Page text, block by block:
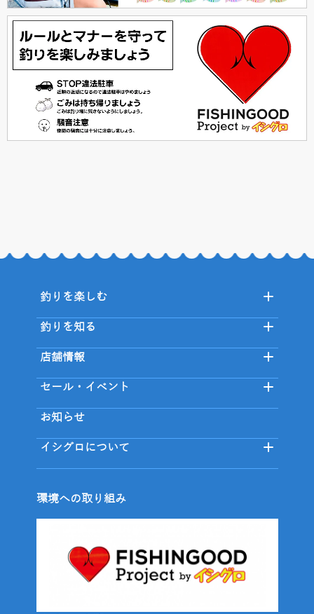
釣りを楽しむ
釣りを知る
店舗情報
セール・イベント
お知らせ
イシグロについて
環境への取り組み